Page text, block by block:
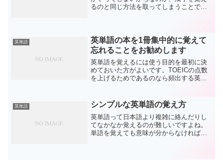
るのと同じ方法を取ってしまうことで
きまくったり、単語帳を使っ...
英単語
英単語の本を1冊集中的に覚えて
忘れることをお勧めします
英単語を覚えるには使う目的を最初に決
めておいた方がよいです。TOEICの点数
を上げるためであるのなら頻出する英単
方がよいです。最初はあまり覚えようと
いないで単語を見て声...
英単語 シンプルな英単語の覚え方
英単語って日本語より複雑に絡んだりし
てなかなか覚えるのが難しいですよね。
単語を覚えても意味が分からなければ試